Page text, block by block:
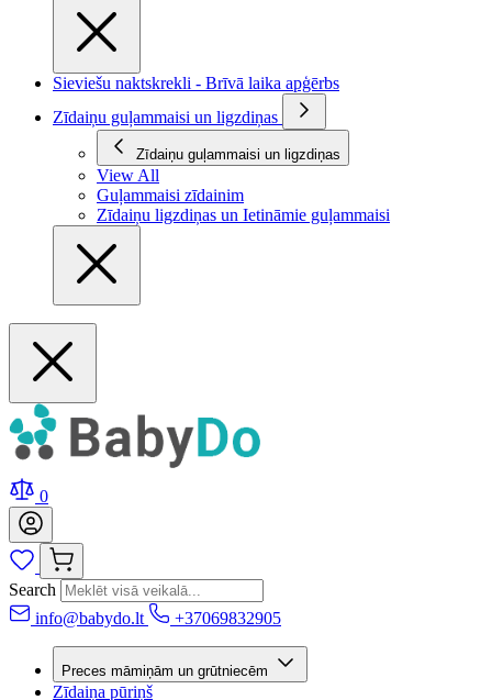
Sieviešu naktskrekli - Brīvā laika apģērbs
Zīdaiņu guļammaisi un ligzdiņas
Zīdaiņu guļammaisi un ligzdiņas
View All
Guļammaisi zīdainim
Zīdaiņu ligzdiņas un Ietināmie guļammaisi
0
Search
info@babydo.lt
+37069832905
Preces māmiņām un grūtniecēm
Zīdaiņa pūriņš